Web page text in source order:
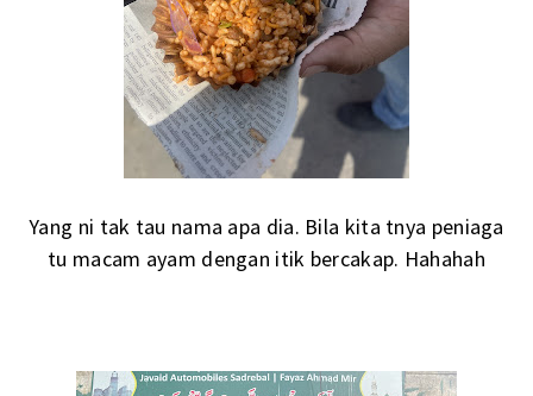
Yang ni tak tau nama apa dia. Bila kita tnya peniaga
tu macam ayam dengan itik bercakap. Hahahah